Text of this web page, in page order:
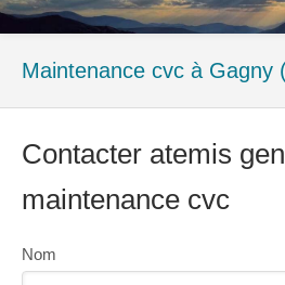
Maintenance cvc à Gagny
Contacter atemis
maintenance cvc
Nom